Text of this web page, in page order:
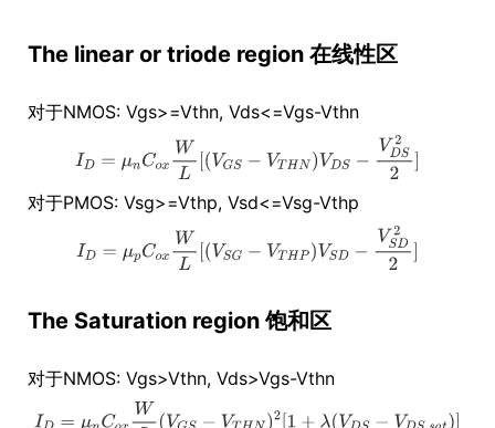
The linear or triode region 在线性区
对于NMOS: Vgs>=Vthn, Vds<=Vgs-Vthn
对于PMOS: Vsg>=Vthp, Vsd<=Vsg-Vthp
The Saturation region 饱和区
对于NMOS: Vgs>Vthn, Vds>Vgs-Vthn